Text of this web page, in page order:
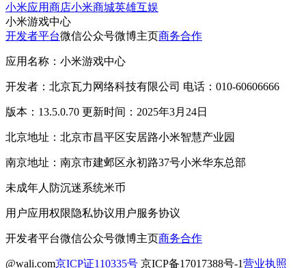
小米应用商店小米商城英雄互娱
小米游戏中心
开发者平台微信公众号微博主页商务合作
应用名称：小米游戏中心
开发者：北京瓦力网络科技有限公司 电话：010-60606666
版本：13.5.0.70 更新时间：2025年3月24日
北京地址：北京市昌平区安居路小米智慧产业园
南京地址：南京市建邺区永初路37号小米华东总部
未成年人防沉迷系统米币
用户应用权限隐私协议用户服务协议
开发者平台微信公众号微博主页商务合作
@wali.com京ICP证110335号 京ICP备17017388号-1营业执照